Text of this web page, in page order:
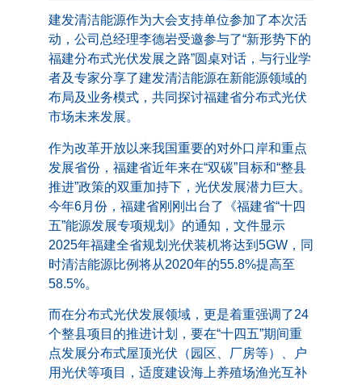
建发清洁能源作为大会支持单位参加了本次活
动，公司总经理李德岩受邀参与了“新形势下的
福建分布式光伏发展之路”圆桌对话，与行业学
者及专家分享了建发清洁能源在新能源领域的
布局及业务模式，共同探讨福建省分布式光伏
市场未来发展。
作为改革开放以来我国重要的对外口岸和重点
发展省份，福建省近年来在“双碳”目标和“整县
推进”政策的双重加持下，光伏发展潜力巨大。
今年6月份，福建省刚刚出台了《福建省“十四
五”能源发展专项规划》的通知，文件显示
2025年福建全省规划光伏装机将达到5GW，同
时清洁能源比例将从2020年的55.8%提高至
58.5%。
而在分布式光伏发展领域，更是着重强调了24
个整县项目的推进计划，要在“十四五”期间重
点发展分布式屋顶光伏（园区、厂房等）、户
用光伏等项目，适度建设海上养殖场渔光互补